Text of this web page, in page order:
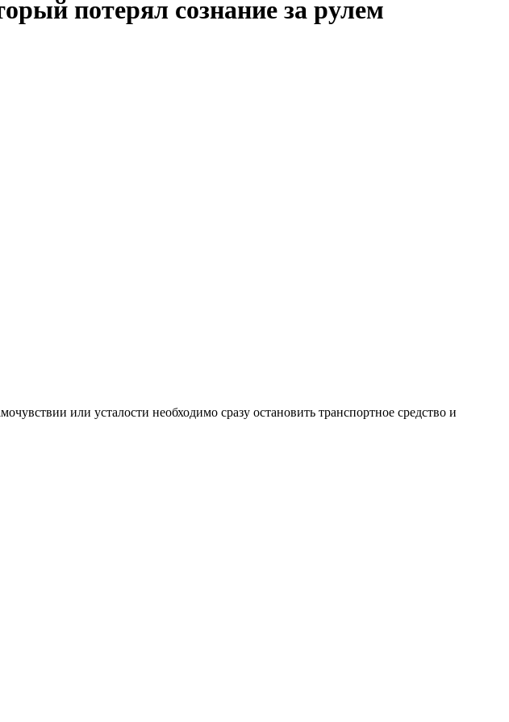
потерял сознание за рулем
или усталости необходимо сразу остановить транспортное средство и